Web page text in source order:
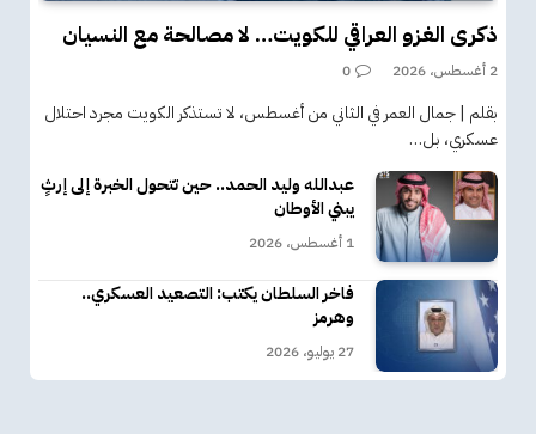
ذكرى الغزو العراقي للكويت… لا مصالحة مع النسيان
2 أغسطس، 2026 0
بقلم | جمال العمر في الثاني من أغسطس، لا تستذكر الكويت مجرد احتلال
عسكري، بل…
عبدالله وليد الحمد.. حين تتحول الخبرة إلى إرثٍ
يبني الأوطان
1 أغسطس، 2026
فاخر السلطان يكتب: التصعيد العسكري..
وهرمز
27 يوليو، 2026